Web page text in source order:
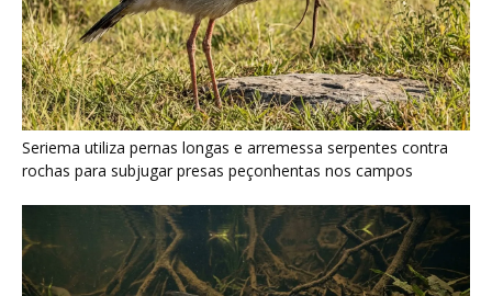
Poraquê sincroniza descargas elétricas em grupo para
amplificar campo elétrico e atordoar cardumes de peixes
maiores na Amazônia